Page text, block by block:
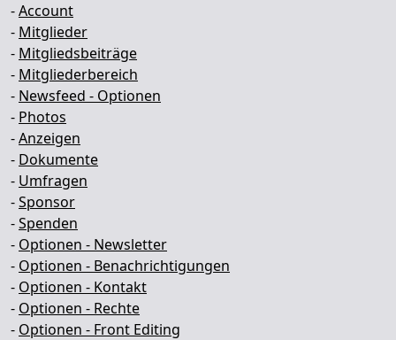
-Account
- Mitglieder
- Mitgliedsbeiträge
- Mitgliederbereich
- Newsfeed - Optionen
- Photos
-Anzeigen
- Dokumente
- Umfragen
-Sponsor
-Spenden
- Optionen - Newsletter
- Optionen - Benachrichtigungen
- Optionen - Kontakt
- Optionen - Rechte
- Optionen - Front Editing